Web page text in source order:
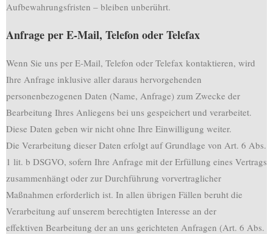
Aufbewahrungsfristen – bleiben unberührt.
Anfrage per E-Mail, Telefon oder Telefax
Wenn Sie uns per E-Mail, Telefon oder Telefax kontaktieren, wird
Ihre Anfrage inklusive aller daraus hervorgehenden
personenbezogenen Daten (Name, Anfrage) zum Zwecke der
Bearbeitung Ihres Anliegens bei uns gespeichert und verarbeitet.
Diese Daten geben wir nicht ohne Ihre Einwilligung weiter.
Die Verarbeitung dieser Daten erfolgt auf Grundlage von Art. 6 Abs.
1 lit. b DSGVO, sofern Ihre Anfrage mit der Erfüllung eines Vertrags
zusammenhängt oder zur Durchführung vorvertraglicher
Maßnahmen erforderlich ist. In allen übrigen Fällen beruht die
Verarbeitung auf unserem berechtigten Interesse an der
effektiven Bearbeitung der an uns gerichteten Anfragen (Art. 6 Abs.